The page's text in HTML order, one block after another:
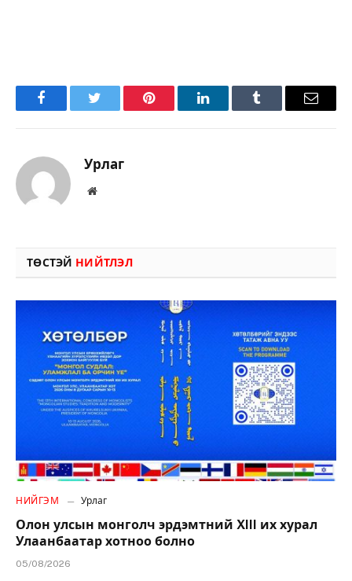
FacebookTwitter Pinterest LinkedInTumblr Имэйл
Урлаг
Вэбсайт
ТӨСТЭЙ НИЙТЛЭЛ
НИЙГЭМ Урлаг
Олон улсын монголч эрдэмтний XIII их хурал
Улаанбаатар хотноо болно
05/08/2026